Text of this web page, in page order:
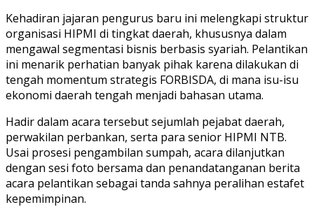
Kehadiran jajaran pengurus baru ini melengkapi struktur
organisasi HIPMI di tingkat daerah, khususnya dalam
mengawal segmentasi bisnis berbasis syariah. Pelantikan
ini menarik perhatian banyak pihak karena dilakukan di
tengah momentum strategis FORBISDA, di mana isu-isu
ekonomi daerah tengah menjadi bahasan utama.
Hadir dalam acara tersebut sejumlah pejabat daerah,
perwakilan perbankan, serta para senior HIPMI NTB.
Usai prosesi pengambilan sumpah, acara dilanjutkan
dengan sesi foto bersama dan penandatanganan berita
acara pelantikan sebagai tanda sahnya peralihan estafet
kepemimpinan.